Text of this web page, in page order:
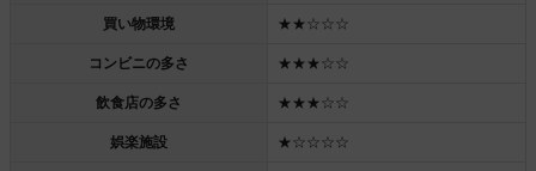
買い物環境 ★★☆☆☆
コンビニの多さ ★★★☆☆
飲食店の多さ ★★★☆☆
娯楽施設 ★☆☆☆☆